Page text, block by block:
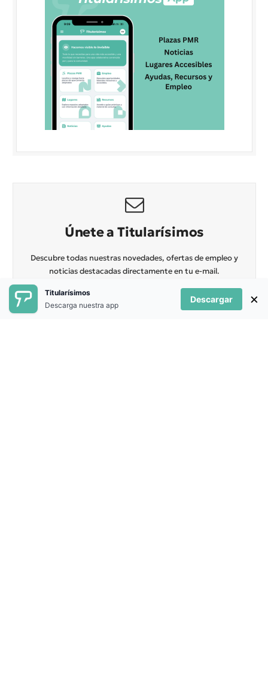
Únete a Titularísimos
Descubre todas nuestras novedades, ofertas de empleo y
noticias destacadas directamente en tu e-mail.
Titularísimos
Descarga nuestra app
Descargar ×